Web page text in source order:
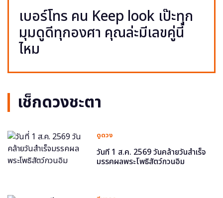
เบอร์โทร คน Keep look เป๊ะทุก
มุมดูดีทุกองศา คุณล่ะมีเลขคู่นี้
ไหม
เช็กดวงชะตา
ดูดวง
วันที่ 1 ส.ค. 2569 วันคล้ายวันสำเร็จ
มรรคผลพระโพธิสัตว์กวนอิม